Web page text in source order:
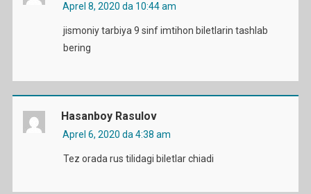
Aprel 8, 2020 da 10:44 am
jismoniy tarbiya 9 sinf imtihon biletlarin tashlab
bering
Hasanboy Rasulov
Aprel 6, 2020 da 4:38 am
Tez orada rus tilidagi biletlar chiadi